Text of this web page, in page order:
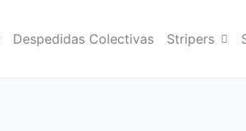
Despedidas Colectivas Stripers